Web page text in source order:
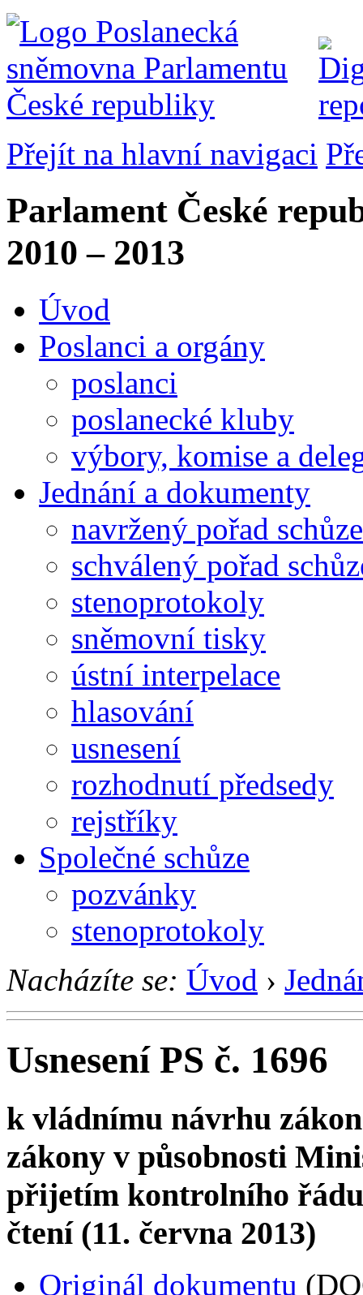
Přejít na hlavní navigaci
Parlament České
2010 – 2013
Úvod
Poslanci a orgány
poslanci
poslanecké kluby
výbory, komise a
Jednání a dokumenty
navržený pořad schůze
schválený pořad
stenoprotokoly
sněmovní tisky
ústní interpelace
hlasování
usnesení
rozhodnutí předsedy
rejstříky
Společné schůze
pozvánky
stenoprotokoly
Nacházíte se: Úvod ›
Usnesení PS č. 1696
k vládnímu návrhu
zákony v působnosti
přijetím kontrolního
čtení (11. června 2013)
Originál dokumentu